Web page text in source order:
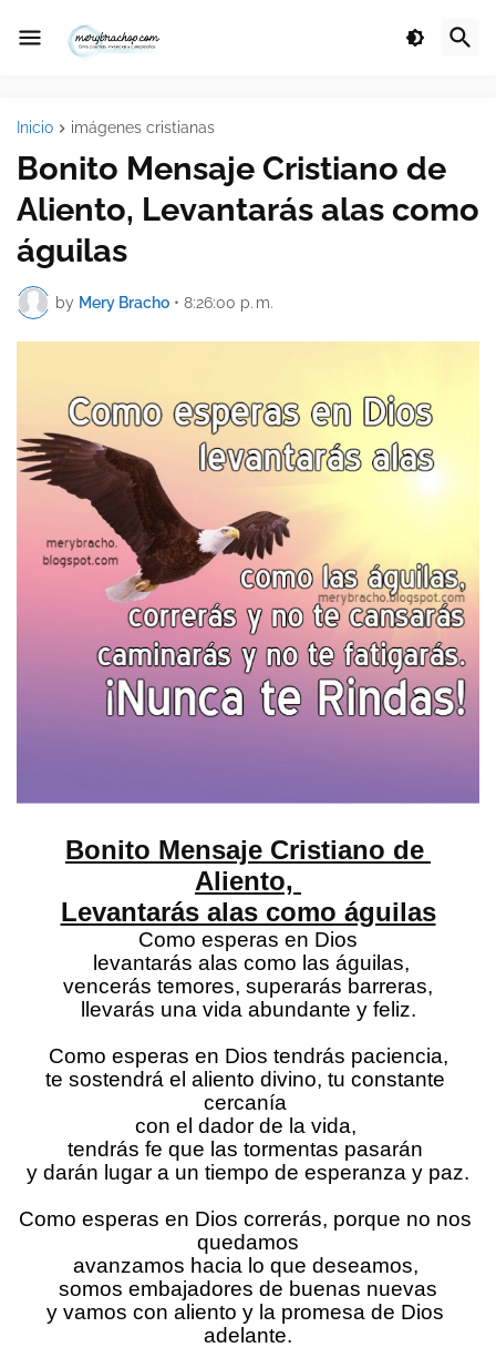
Inicio imágenes cristianas
Bonito Mensaje Cristiano de
Aliento, Levantarás alas como
águilas
by Mery Bracho • 8:26:00 p. m.
Bonito Mensaje Cristiano de
Aliento,
Levantarás alas como águilas
Como esperas en Dios
levantarás alas como las águilas,
vencerás temores, superarás barreras,
llevarás una vida abundante y feliz.
Como esperas en Dios tendrás paciencia,
te sostendrá el aliento divino, tu constante
cercanía
con el dador de la vida,
tendrás fe que las tormentas pasarán
y darán lugar a un tiempo de esperanza y paz.
Como esperas en Dios correrás, porque no nos
quedamos
avanzamos hacia lo que deseamos,
somos embajadores de buenas nuevas
y vamos con aliento y la promesa de Dios
adelante.